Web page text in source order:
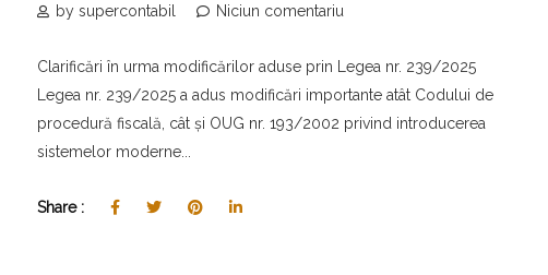
by supercontabil Niciun comentariu
Clarificări în urma modificărilor aduse prin Legea nr. 239/2025
Legea nr. 239/2025 a adus modificări importante atât Codului de
procedură fiscală, cât și OUG nr. 193/2002 privind introducerea
sistemelor moderne...
Share :